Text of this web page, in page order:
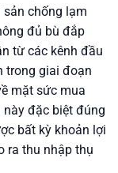
chống lạm
đủ bù đắp
từ các kênh đầu
trong giai đoạn
mặt sức mua
đặc biệt đúng
bất kỳ khoản lợi
ra thu nhập thụ